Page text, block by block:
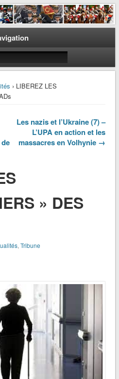
› LIBEREZ LES
Les nazis et l’Ukraine (7) –
L’UPA en action et les
massacres en Volhynie →
» DES
, Tribune